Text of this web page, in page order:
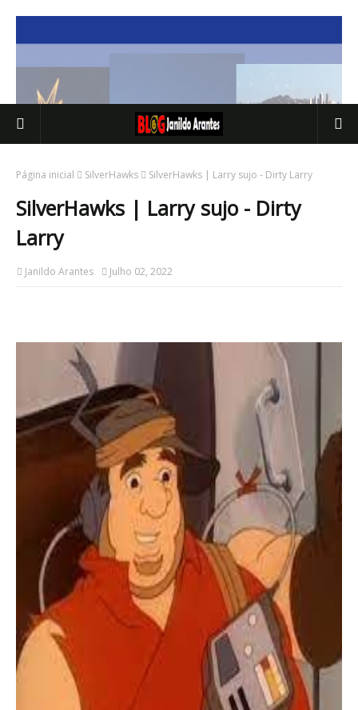
Página inicial SilverHawks SilverHawks | Larry sujo - Dirty Larry
SilverHawks | Larry sujo - Dirty
Larry
Janildo Arantes Julho 02, 2022